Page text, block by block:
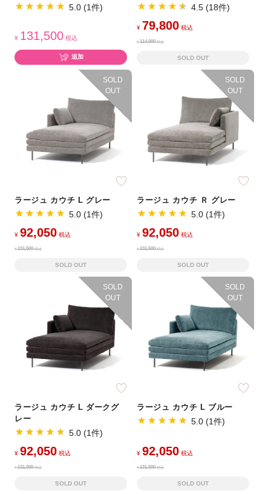
5.0 (1件)
¥ 131,500 税込
追加
4.5 (18件)
¥ 79,800 税込
¥114,000税込
SOLD OUT
SOLD
OUT
ラージュ カウチ L グレー
5.0 (1件)
¥ 92,050 税込
¥131,500税込
SOLD OUT
SOLD
OUT
ラージュ カウチ Ｒ グレー
5.0 (1件)
¥ 92,050 税込
¥131,500税込
SOLD OUT
SOLD
OUT
ラージュ カウチ L ダークグ
レー
5.0 (1件)
¥ 92,050 税込
¥131,500税込
SOLD OUT
SOLD
OUT
ラージュ カウチ L ブルー
5.0 (1件)
¥ 92,050 税込
¥131,500税込
SOLD OUT